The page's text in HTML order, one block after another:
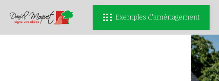
Exemples d'aménagement